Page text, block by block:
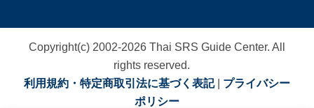
Copyright(c) 2002-2026 Thai SRS Guide Center. All
rights reserved.
利用規約・特定商取引法に基づく表記| プライバシー
ポリシー